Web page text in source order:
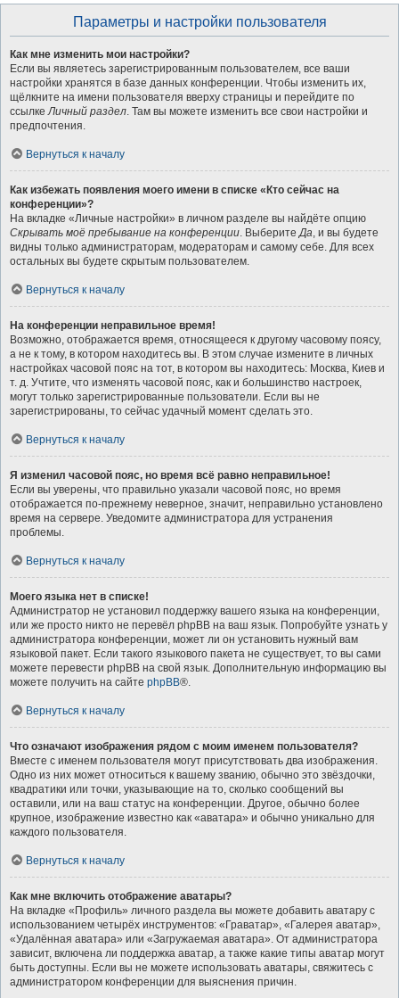
Параметры и настройки пользователя
Как мне изменить мои настройки?
Если вы являетесь зарегистрированным пользователем, все ваши
настройки хранятся в базе данных конференции. Чтобы изменить их,
щёлкните на имени пользователя вверху страницы и перейдите по
ссылкеЛичный раздел. Там вы можете изменить все свои настройки и
предпочтения.
Вернуться к началу
Как избежать появления моего имени в списке «Кто сейчас на
конференции»?
На вкладке «Личные настройки» в личном разделе вы найдёте опцию
Скрывать моё пребывание на конференции. ВыберитеДа, и вы будете
видны только администраторам, модераторам и самому себе. Для всех
остальных вы будете скрытым пользователем.
Вернуться к началу
На конференции неправильное время!
Возможно, отображается время, относящееся к другому часовому поясу,
а не к тому, в котором находитесь вы. В этом случае измените в личных
настройках часовой пояс на тот, в котором вы находитесь: Москва, Киев и
т. д. Учтите, что изменять часовой пояс, как и большинство настроек,
могут только зарегистрированные пользователи. Если вы не
зарегистрированы, то сейчас удачный момент сделать это.
Вернуться к началу
Я изменил часовой пояс, но время всё равно неправильное!
Если вы уверены, что правильно указали часовой пояс, но время
отображается по-прежнему неверное, значит, неправильно установлено
время на сервере. Уведомите администратора для устранения
проблемы.
Вернуться к началу
Моего языка нет в списке!
Администратор не установил поддержку вашего языка на конференции,
или же просто никто не перевёл phpBB на ваш язык. Попробуйте узнать у
администратора конференции, может ли он установить нужный вам
языковой пакет. Если такого языкового пакета не существует, то вы сами
можете перевести phpBB на свой язык. Дополнительную информацию вы
можете получить на сайте phpBB®.
Вернуться к началу
Что означают изображения рядом с моим именем пользователя?
Вместе с именем пользователя могут присутствовать два изображения.
Одно из них может относиться к вашему званию, обычно это звёздочки,
квадратики или точки, указывающие на то, сколько сообщений вы
оставили, или на ваш статус на конференции. Другое, обычно более
крупное, изображение известно как «аватара» и обычно уникально для
каждого пользователя.
Вернуться к началу
Как мне включить отображение аватары?
На вкладке «Профиль» личного раздела вы можете добавить аватару с
использованием четырёх инструментов: «Граватар», «Галерея аватар»,
«Удалённая аватара» или «Загружаемая аватара». От администратора
зависит, включена ли поддержка аватар, а также какие типы аватар могут
быть доступны. Если вы не можете использовать аватары, свяжитесь с
администратором конференции для выяснения причин.